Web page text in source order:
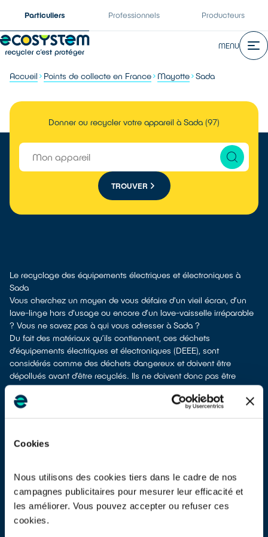
Cookies
Nous utilisons des cookies tiers dans le cadre de nos
campagnes publicitaires pour mesurer leur efficacité et
les améliorer. Vous pouvez accepter ou refuser ces
cookies.
Particuliers Professionnels Producteurs
MENU
Accueil Points de collecte en France Mayotte Sada
Donner ou recycler votre appareil à Sada (97)
TROUVER
Le recyclage des équipements électriques et électroniques à
Sada
Vous cherchez un moyen de vous défaire d'un vieil écran, d’un
lave-linge hors d'usage ou encore d’un lave-vaisselle irréparable
? Vous ne savez pas à qui vous adresser à Sada ?
Du fait des matériaux qu’ils contiennent, ces déchets
d’équipements électriques et électroniques (DEEE), sont
considérés comme des déchets dangereux et doivent être
dépollués avant d’être recyclés. Ils ne doivent donc pas être
envoyés à la poubelle en mélange avec d’autres déchets tels que
les emballages ménagers ou les déchets non recyclables ! Cela
vieux appareils électriques.
marche ou réparable
apport en déchetterie
reprise à la livraison
si vous vous faites livrer un équipement de
reprise en magasin